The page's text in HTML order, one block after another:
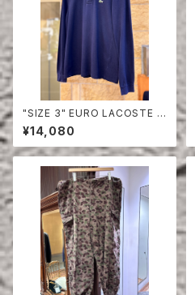
"SIZE 3" EURO LACOSTE P
OLO SHIRT LONG SLEEVE
¥14,080